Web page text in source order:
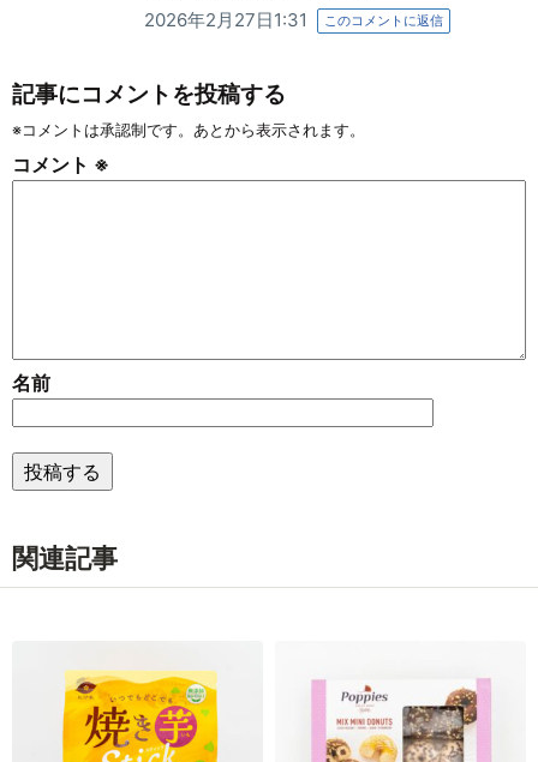
2026年2月27日1:31
このコメントに返信
記事にコメントを投稿する
※コメントは承認制です。あとから表示されます。
コメント ※
名前
関連記事